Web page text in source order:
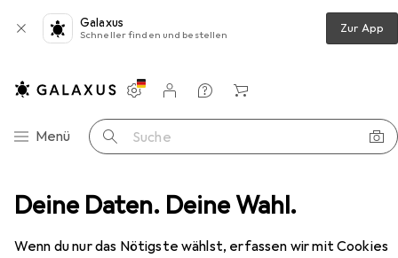
Deine Daten. Deine Wahl.
Wenn du nur das Nötigste wählst, erfassen wir mit Cookies
Galaxus
Schneller finden und bestellen Zur App
Navigation nach Kategorien
Menü Suche
Einstellungen
Kundenkonto
Vergleichslisten
Merklisten
Warenkorb
Scrapbooking Fotoalbum Hama Memo Rustico